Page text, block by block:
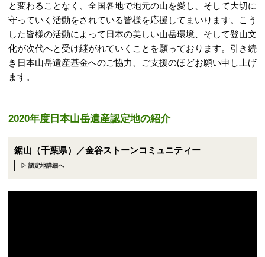
と変わることなく、全国各地で地元の山を愛し、そして大切に
守っていく活動をされている皆様を応援してまいります。こう
した皆様の活動によって日本の美しい山岳環境、そして登山文
化が次代へと受け継がれていくことを願っております。引き続
き日本山岳遺産基金へのご協力、ご支援のほどお願い申し上げ
ます。
2020年度日本山岳遺産認定地の紹介
鋸山（千葉県）／金谷ストーンコミュニティー
▷ 認定地詳細へ